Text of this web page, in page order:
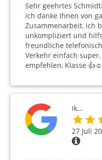
Sehr geehrtes
ich danke Ihnen von
Zusammenarbeit, ich
unkompliziert und
freundliche
Verkehr einfach
empfehlen, Klasse 👍☺️
Ik…
27 Juli